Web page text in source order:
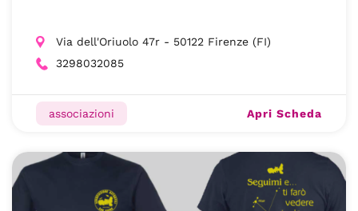
Via dell'Oriuolo 47r - 50122 Firenze (FI)
3298032085
associazioni Apri Scheda